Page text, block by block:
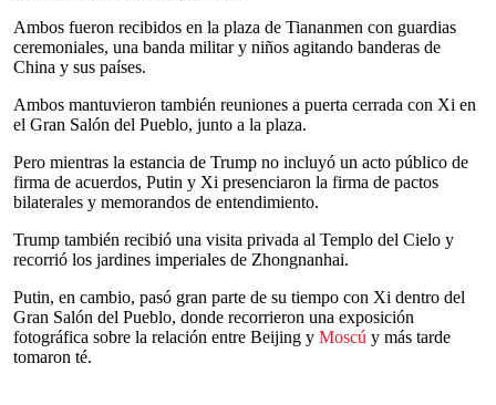
Ambos fueron recibidos en la plaza de Tiananmen con guardias
ceremoniales, una banda militar y niños agitando banderas de
China y sus países.
Ambos mantuvieron también reuniones a puerta cerrada con Xi en
el Gran Salón del Pueblo, junto a la plaza.
Pero mientras la estancia de Trump no incluyó un acto público de
firma de acuerdos, Putin y Xi presenciaron la firma de pactos
bilaterales y memorandos de entendimiento.
Trump también recibió una visita privada al Templo del Cielo y
recorrió los jardines imperiales de Zhongnanhai.
Putin, en cambio, pasó gran parte de su tiempo con Xi dentro del
Gran Salón del Pueblo, donde recorrieron una exposición
fotográfica sobre la relación entre Beijing y Moscú y más tarde
tomaron té.